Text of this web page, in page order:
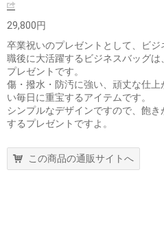
29,800円
卒業祝いのプレゼントとして、ビ
職後に大活躍するビジネスバッグ
プレゼントです。
傷・撥水・防汚に強い、頑丈な仕
い毎日に重宝するアイテムです。
シンプルなデザインですので、飽
するプレゼントですよ。
この商品の通販サイトへ